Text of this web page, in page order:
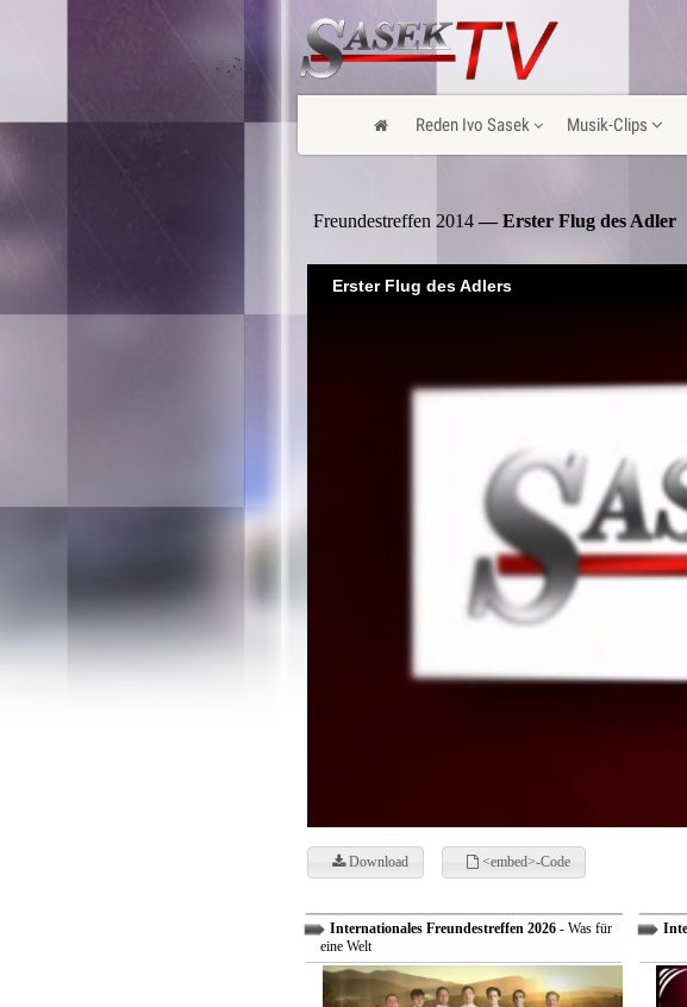
Reden Ivo Sasek Musik-Clips
Freundestreffen 2014 — Erster Flug des Adler
Erster Flug des Adlers
Download <embed>-Code
Internationales Freundestreffen 2026- Was für
eine Welt